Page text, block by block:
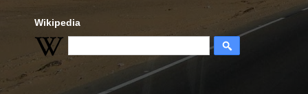
Wikipedia